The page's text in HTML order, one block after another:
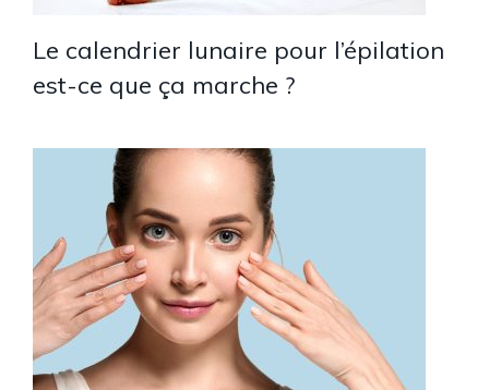
Le calendrier lunaire pour l’épilation
est-ce que ça marche ?